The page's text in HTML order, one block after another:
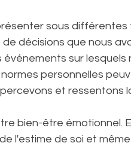
sous différentes
décisions que nous
événements sur lesquels
personnelles
et ressentons
bien-être émotionnel.
l'estime de soi et